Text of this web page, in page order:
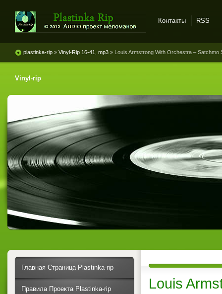
винила и магнитоальбомов
Контакты RSS
plastinka-rip » Vinyl-Rip 16-41, mp3 » Louis Armstrong With Orchestra ‎– Satchmo
Vinyl-rip
Louis
Главная Страница Plastinka-rip
Правила Проекта Plastinka-rip